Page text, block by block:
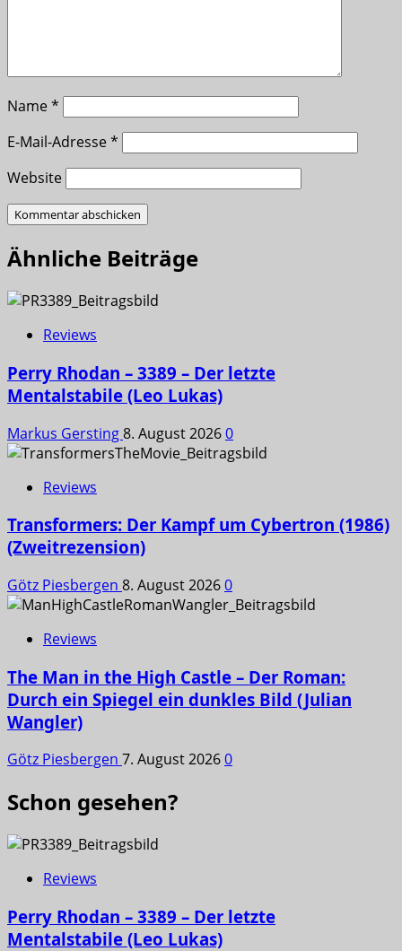
Name*
E-Mail-Adresse*
Website
Ähnliche Beiträge
Reviews
Perry Rhodan – 3389 – Der letzte
Mentalstabile (Leo Lukas)
Markus Gersting8. August 20260
Reviews
Transformers: Der Kampf um Cybertron (1986)
(Zweitrezension)
Götz Piesbergen 8. August 20260
Reviews
The Man in the High Castle – Der Roman:
Durch ein Spiegel ein dunkles Bild (Julian
Wangler)
Götz Piesbergen 7. August 20260
Schon gesehen?
Reviews
Perry Rhodan – 3389 – Der letzte
Mentalstabile (Leo Lukas)